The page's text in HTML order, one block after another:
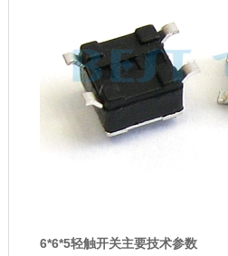
6*6*5轻触开关主要技术参数